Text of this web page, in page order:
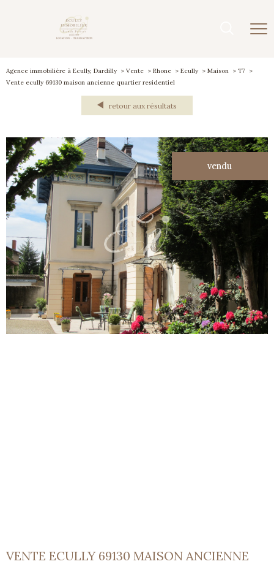
Agence immobilière à Ecully, Dardilly Vente Rhone Ecully Maison
T7
Vente ecully 69130 maison ancienne quartier residentiel
retour aux résultats
vendu
VENTE ECULLY 69130 MAISON ANCIENNE